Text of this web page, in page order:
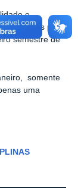
e
inscrições para
semestre de
somente
uma